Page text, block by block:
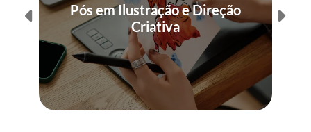
Pós em Ilustração e Direção
Criativa